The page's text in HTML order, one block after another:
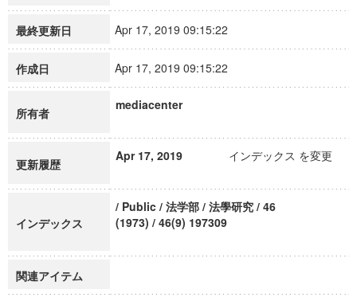
最終更新日 Apr 17, 2019 09:15:22
作成日 Apr 17, 2019 09:15:22
所有者
mediacenter
更新履歴
Apr 17, 2019 インデックス を変更
インデックス
/ Public / 法学部 / 法學研究 / 46
(1973) / 46(9) 197309
関連アイテム